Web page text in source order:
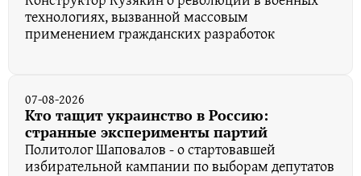
технологиях, вызванной массовым
применением гражданских разработок
07-08-2026
Кто тащит украинство в Россию:
странные эксперименты партий
Политолог Шаповалов - о стартовавшей
избирательной кампании по выборам депутатов